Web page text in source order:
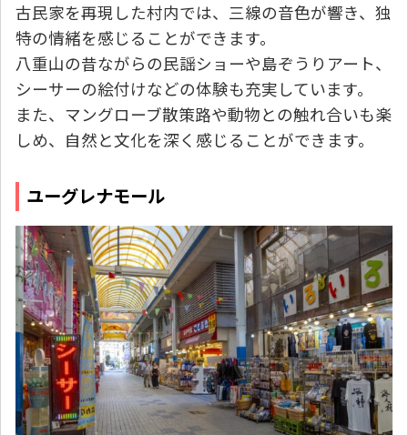
古民家を再現した村内では、三線の音色が響き、独
特の情緒を感じることができます。
八重山の昔ながらの民謡ショーや島ぞうりアート、
シーサーの絵付けなどの体験も充実しています。
また、マングローブ散策路や動物との触れ合いも楽
しめ、自然と文化を深く感じることができます。
ユーグレナモール